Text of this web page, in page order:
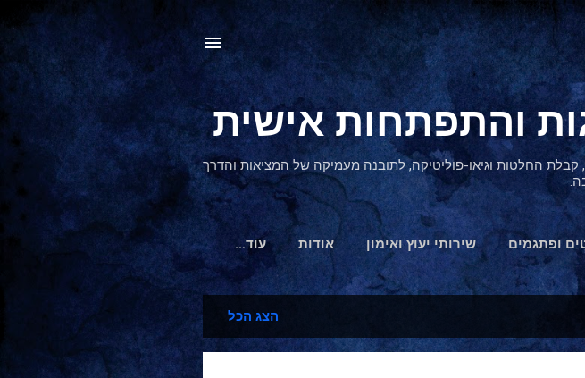
קבלת החלטות וגיאו-פוליטיקה, לתובנה מעמיקה של המציאות והדרך
ופתגמים שירותי יעוץ ואימון אודות ‏עוד…
הצג הכל